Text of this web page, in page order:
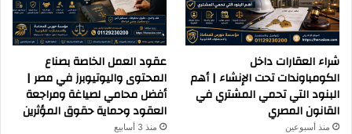
شراء العقارات داخل
الكومباوندات تحت الإنشاء | أهم
البنود التي تحمي المشتري في
القانون المصري
منذ أسبوعين
عقود العمل الخاصة بصناع
المحتوى واليوتيوبرز في مصر |
أفضل محامي لصياغة ومراجعة
العقود وحماية حقوق المؤثرين
منذ 3 أسابيع